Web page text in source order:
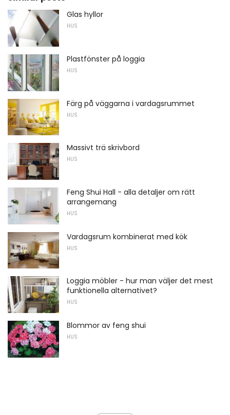
Glas hyllor
HUS
Plastfönster på loggia
HUS
Färg på väggarna i vardagsrummet
HUS
Massivt trä skrivbord
HUS
Feng Shui Hall - alla detaljer om rätt
arrangemang
HUS
Vardagsrum kombinerat med kök
HUS
Loggia möbler - hur man väljer det mest
funktionella alternativet?
HUS
Blommor av feng shui
HUS